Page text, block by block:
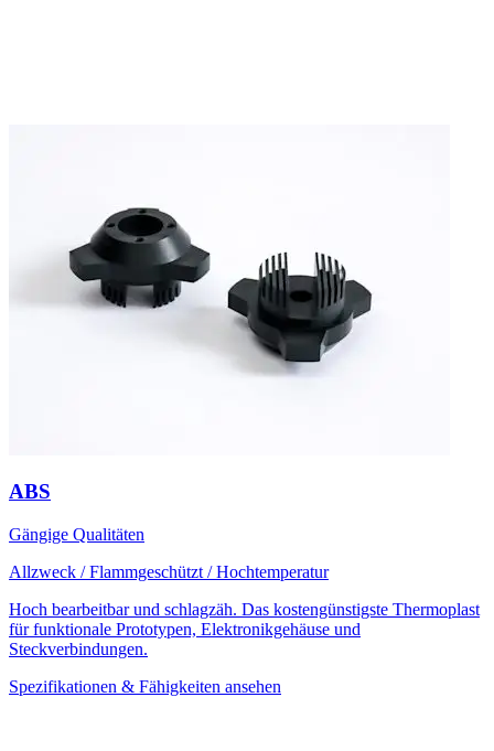
ABS
Gängige Qualitäten
Allzweck / Flammgeschützt / Hochtemperatur
Hoch bearbeitbar und schlagzäh. Das kostengünstigste Thermoplast
für funktionale Prototypen, Elektronikgehäuse und
Steckverbindungen.
Spezifikationen & Fähigkeiten ansehen